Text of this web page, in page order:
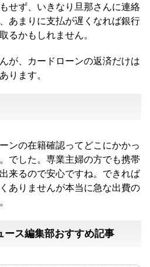
せず、いきなり旦那さんに連絡
あまりに支払が遅くなれば銀行
るかもしれません。
が、カードローンの返済だけは
ります。
ンの在籍確認ってどこにかかっ
でした。専業主婦の方でも携帯
来るので安心ですね。できれば
ありませんが本当に急な出費の
ース編集部おすすめ記事